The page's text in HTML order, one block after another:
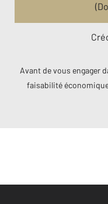
Avant de vous engager
faisabilité